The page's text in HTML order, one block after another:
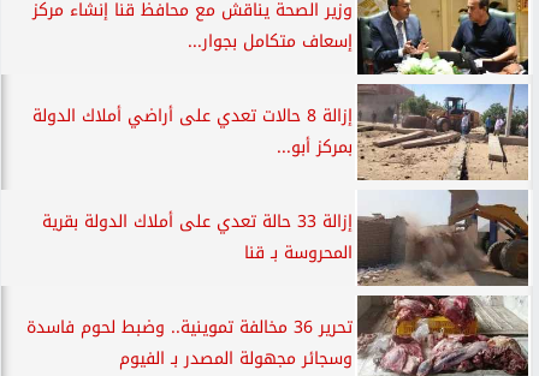
وزير الصحة يناقش مع محافظ قنا إنشاء مركز
إسعاف متكامل بجوار...
إزالة 8 حالات تعدي على أراضي أملاك الدولة
بمركز أبو...
إزالة 33 حالة تعدي على أملاك الدولة بقرية
المحروسة بـ قنا
تحرير 36 مخالفة تموينية.. وضبط لحوم فاسدة
وسجائر مجهولة المصدر بـ الفيوم